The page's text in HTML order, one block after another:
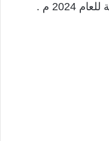
2024 م .